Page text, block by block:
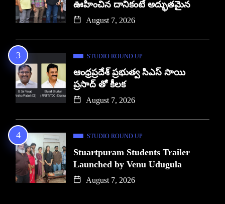
ఊహించిన దానికంటే అద్భుతమైన
August 7, 2026
STUDIO ROUND UP
ఆంధ్రప్రదేశ్ ప్రభుత్వ సిఎస్ సాయి
ప్రసాద్ తో కీలక
August 7, 2026
STUDIO ROUND UP
Stuartpuram Students Trailer
Launched by Venu Udugula
August 7, 2026